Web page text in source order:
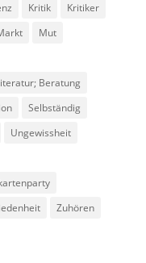
Kritik
Kritiker
Mut
Beratung
Selbständig
Ungewissheit
Zuhören